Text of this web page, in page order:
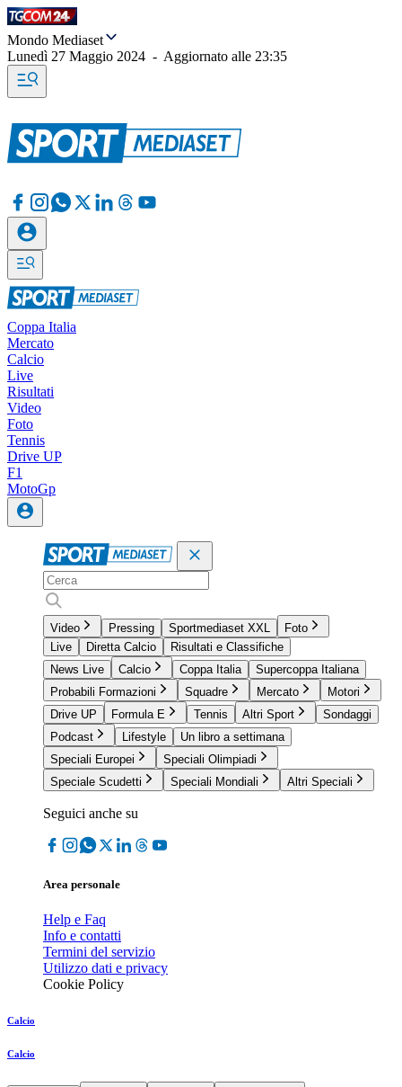
Mondo Mediaset
Lunedì 27 Maggio 2024 - Aggiornato alle 23:35
Coppa Italia
Mercato
Calcio
Live
Risultati
Video
Foto
Tennis
Drive UP
F1
MotoGp
Video Pressing Sportmediaset XXL
Foto
Live
Diretta Calcio
Risultati e Classifiche
News Live
Calcio Coppa Italia
Supercoppa Italiana
Probabili Formazioni
Squadre Mercato
Motori
Drive UP
Formula E Tennis Altri Sport
Sondaggi
Podcast
Lifestyle
Un libro a settimana
Speciali Europei
Speciali Olimpiadi
Speciale Scudetti
Speciali Mondiali Altri Speciali
Seguici anche su
Area personale
Help e Faq
Info e contatti
Termini del servizio
Utilizzo dati e privacy
Cookie Policy
Calcio
Calcio